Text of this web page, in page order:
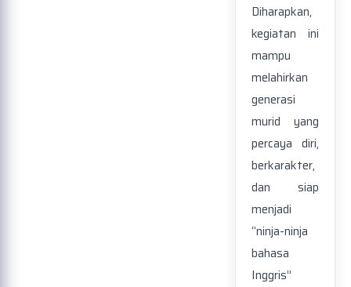
Diharapkan,
kegiatan ini
mampu
melahirkan
generasi
murid yang
percaya diri,
berkarakter,
dan siap
menjadi
“ninja-ninja
bahasa
Inggris”